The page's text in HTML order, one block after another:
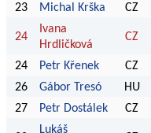
23
Michal Krška CZ
24
Ivana
Hrdličková
CZ
24 Petr Křenek CZ
26
Gábor Tresó HU
27
Petr Dostálek CZ
Lukáš